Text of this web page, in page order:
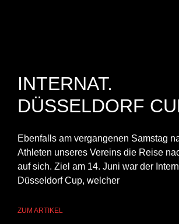
INTERNAT.
DÜSSELDORF
Ebenfalls am vergangenen Samstag
Athleten unseres Vereins die Reise
auf sich. Ziel am 14. Juni war der
Düsseldorf Cup, welcher
ZUM ARTIKEL